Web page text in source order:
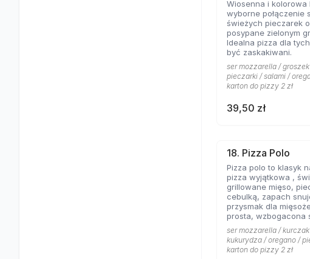
Wiosenna i kolorowa
wyborne połączenie
świeżych pieczarek
posypane zielonym
Idealna pizza dla
być zaskakiwani.
ser mozzarella /
pieczarki / salami /
karton do pizzy 2 zł
39,50 zł
18. Pizza Polo
Pizza polo to klasyk
pizza wyjątkowa ,
grillowane mięso,
cebulką, zapach snuje się
przysmak dla
prosta, wzbogacona
jogurtowo
od lat Gości Pizzerii
ser mozzarella /
kukurydza / oregano /
karton do pizzy 2 zł